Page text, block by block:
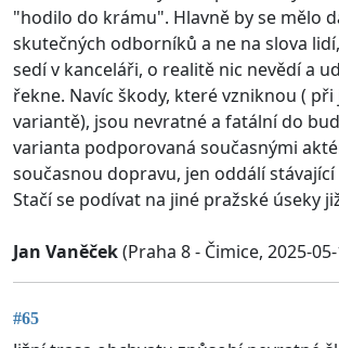
"hodilo do krámu". Hlavně by se mělo
skutečných odborníků a ne na slova
sedí v kanceláři, o realitě nic nevědí a
řekne. Navíc škody, které vzniknou ( při
variantě), jsou nevratné a fatální do
varianta podporovaná současnými
současnou dopravu, jen oddálí
Stačí se podívat na jiné pražské úseky
Jan Vaněček(Praha 8 - Čimice, 2025-
#65